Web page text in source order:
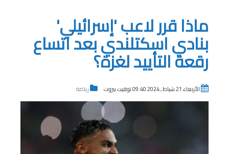
ماذا قرر لاعب 'إسرائيلي'
بنادي اسكتلندي بعد اتساع
رقعة التأييد لغزة؟
الأربعاء 21 شباط , 2024 09:40 توقيت بيروت رياضة